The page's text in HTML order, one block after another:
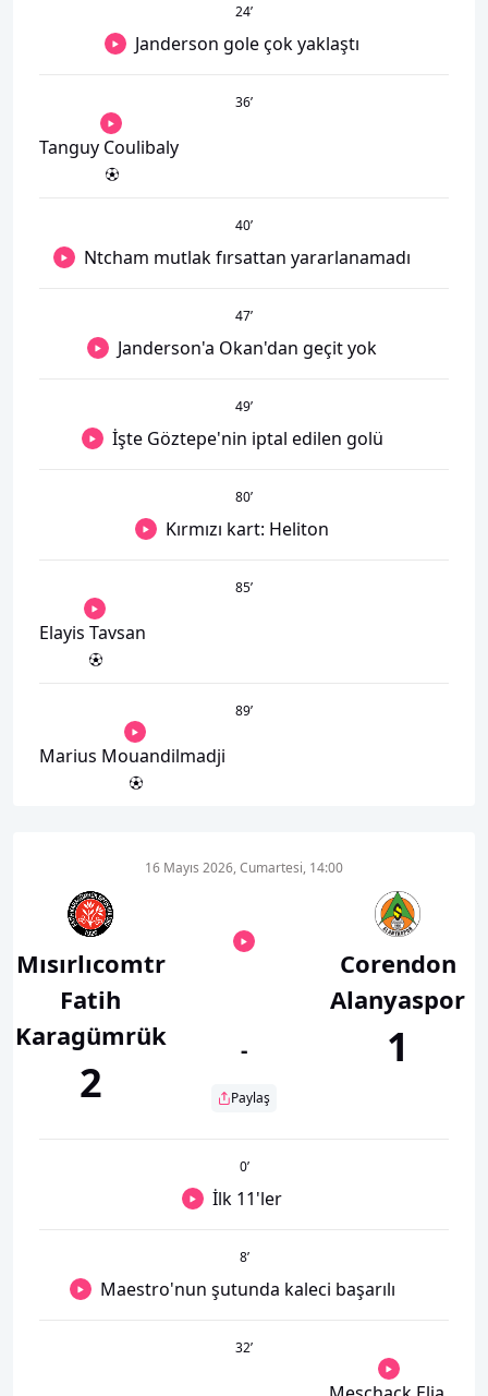
24’
Janderson gole çok yaklaştı
36’
Tanguy Coulibaly
40’
Ntcham mutlak fırsattan yararlanamadı
47’
Janderson'a Okan'dan geçit yok
49’
İşte Göztepe'nin iptal edilen golü
80’
Kırmızı kart: Heliton
85’
Elayis Tavsan
89’
Marius Mouandilmadji
Mısırlıcomtr
Fatih
Karagümrük
2
16 Mayıs 2026, Cumartesi, 14:00
-
Paylaş
Corendon
Alanyaspor
1
0’
İlk 11'ler
8’
Maestro'nun şutunda kaleci başarılı
32’